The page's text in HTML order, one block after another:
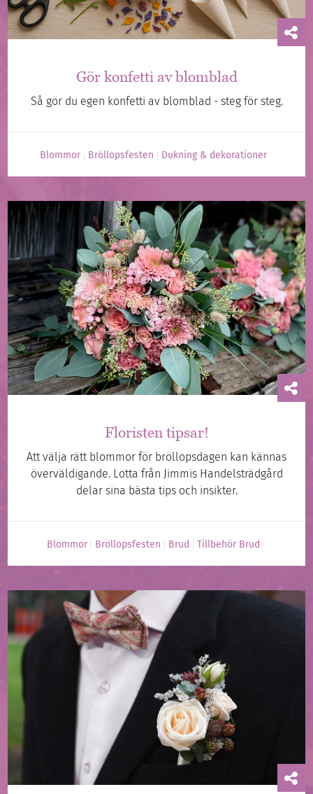
Gör konfetti av blomblad
Så gör du egen konfetti av blomblad - steg för steg.
Blommor Bröllopsfesten Dukning & dekorationer
Floristen tipsar!
Att välja rätt blommor för bröllopsdagen kan kännas
överväldigande. Lotta från Jimmis Handelsträdgård
delar sina bästa tips och insikter.
Blommor Bröllopsfesten Brud Tillbehör Brud